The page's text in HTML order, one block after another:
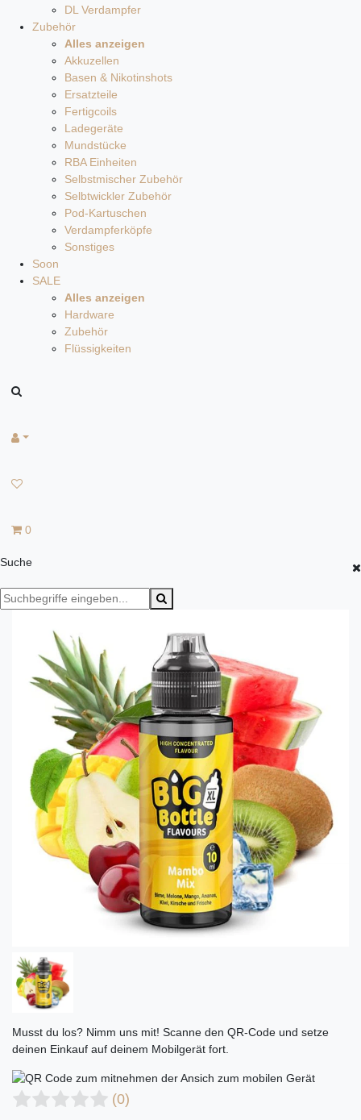
DL Verdampfer
Zubehör
Alles anzeigen
Akkuzellen
Basen & Nikotinshots
Ersatzteile
Fertigcoils
Ladegeräte
Mundstücke
RBA Einheiten
Selbstmischer Zubehör
Selbtwickler Zubehör
Pod-Kartuschen
Verdampferköpfe
Sonstiges
Soon
SALE
Alles anzeigen
Hardware
Zubehör
Flüssigkeiten
0
Suche
Musst du los? Nimm uns mit! Scanne den QR-Code und setze
deinen Einkauf auf deinem Mobilgerät fort.
(0)